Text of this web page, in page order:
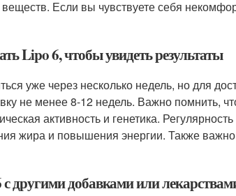
Если вы чувствуете себя
Lipo 6, чтобы увидеть результаты
уже через несколько недель, но для
не менее 8-12 недель. Важно помнить,
активность и генетика.
жира и повышения энергии. Также
другими добавками или